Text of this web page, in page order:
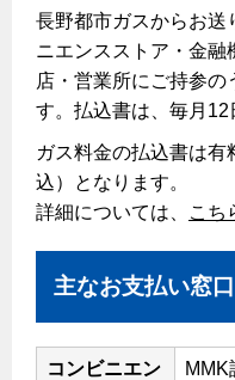
口座振替によるお支払い
クレジットカードによ
払込書による窓口での
払込書によるスマホア
検針について
ガスくさいとき・警報器
長野都市ガスからお送
ニエンスストア・金融
店・営業所にご持参
す。払込書は、毎月12
ガス料金の払込書は
込）となります。
詳細については、
こち
主なお支払い窓口
コンビニエン
MMK